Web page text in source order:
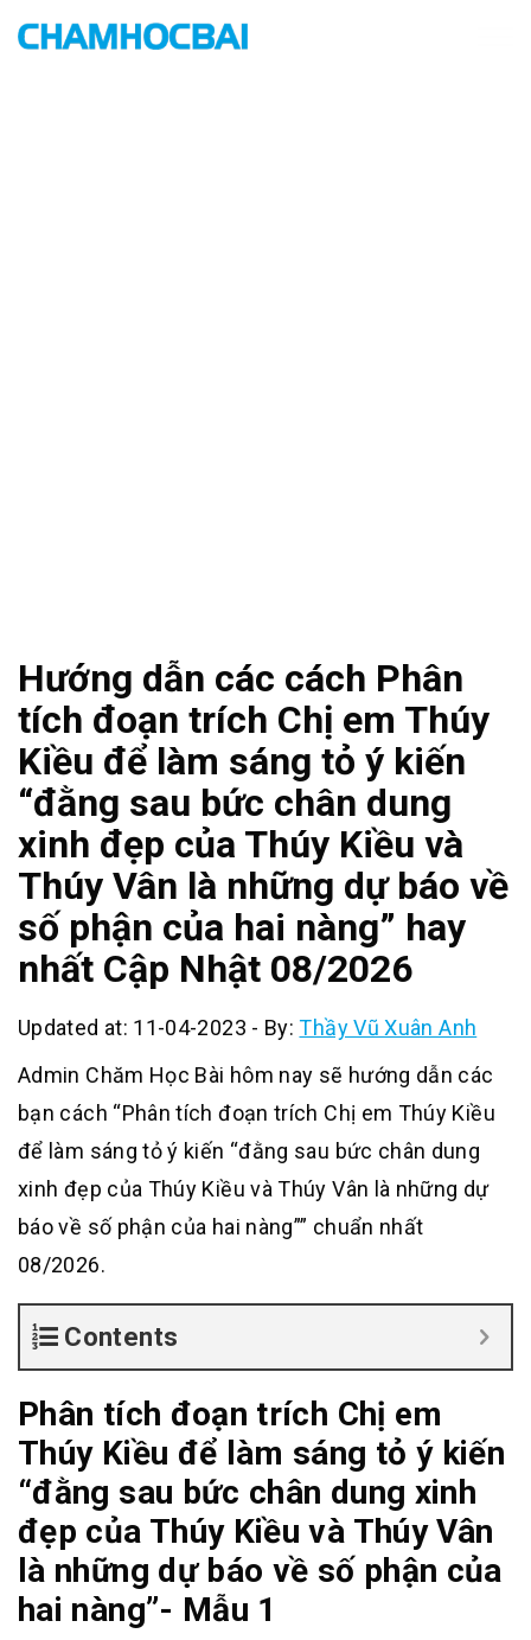
Hướng dẫn các cách Phân
tích đoạn trích Chị em Thúy
Kiều để làm sáng tỏ ý kiến
“đằng sau bức chân dung
xinh đẹp của Thúy Kiều và
Thúy Vân là những dự báo về
số phận của hai nàng” hay
nhất Cập Nhật 08/2026
Updated at: 11-04-2023 - By:Thầy Vũ Xuân Anh
Admin Chăm Học Bài hôm nay sẽ hướng dẫn các
bạn cách “Phân tích đoạn trích Chị em Thúy Kiều
để làm sáng tỏ ý kiến “đằng sau bức chân dung
xinh đẹp của Thúy Kiều và Thúy Vân là những dự
báo về số phận của hai nàng”” chuẩn nhất
08/2026.
Contents
Phân tích đoạn trích Chị em
Thúy Kiều để làm sáng tỏ ý kiến
“đằng sau bức chân dung xinh
đẹp của Thúy Kiều và Thúy Vân
là những dự báo về số phận của
hai nàng”- Mẫu 1